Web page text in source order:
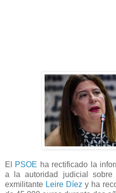
El PSOE ha rectificado la
a la autoridad judicial
exmilitante Leire Díez y ha